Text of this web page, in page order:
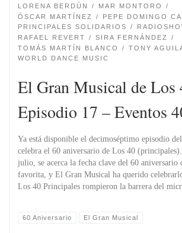
LORENA BERDÚN
MAR MONTORO
ÓSCAR MARTÍNEZ
PEPE DOMINGO
PRINCIPALES SOLIDARIOS
RAFAEL REVERT
SIRA FERNÁNDEZ
TOMÁS MARTÍN BLANCO
TONY
WORLD DANCE MUSIC
El Gran Musical de Los
Episodio 17 – Eventos
Ya está disponible el decimoséptimo episodio
celebra el 60 aniversario de Los 40 (principales).
julio, se acerca la fecha clave del 60 aniversario
favorita, y El Gran Musical ha querido
Los 40 Principales rompieron la barrera del
60 Aniversario El Gran Musical